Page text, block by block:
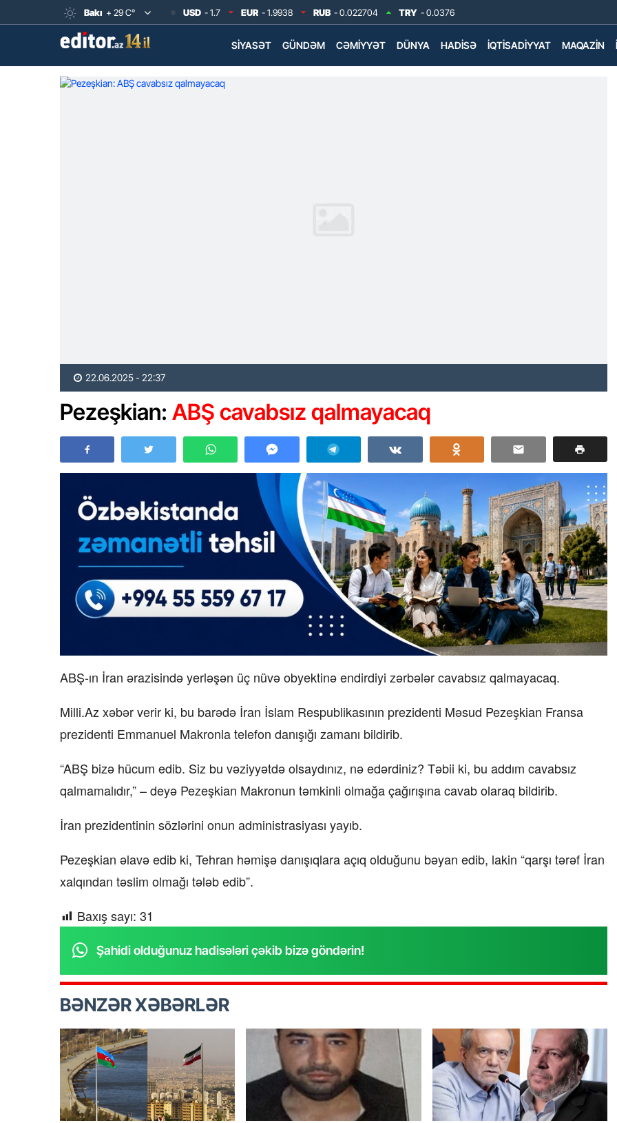
Bakı + 29 C° USD - 1.7 EUR - 1.9938 RUB - 0.022704 TRY - 0.0376
SIYASƏT GÜNDƏM CƏMIYYƏT DÜNYA HADISƏ İQTISADIYYAT MAQAZIN
22.06.2025 - 22:37
Pezeşkian: ABŞ cavabsız qalmayacaq
ABŞ-ın İran ərazisində yerləşən üç nüvə obyektinə endirdiyi zərbələr cavabsız qalmayacaq.
Milli.Az xəbər verir ki, bu barədə İran İslam Respublikasının prezidenti Məsud Pezeşkian Fransa
prezidenti Emmanuel Makronla telefon danışığı zamanı bildirib.
“ABŞ bizə hücum edib. Siz bu vəziyyətdə olsaydınız, nə edərdiniz? Təbii ki, bu addım cavabsız
qalmamalıdır,” – deyə Pezeşkian Makronun təmkinli olmağa çağırışına cavab olaraq bildirib.
İran prezidentinin sözlərini onun administrasiyası yayıb.
Pezeşkian əlavə edib ki, Tehran həmişə danışıqlara açıq olduğunu bəyan edib, lakin “qarşı tərəf İran
xalqından təslim olmağı tələb edib”.
Baxış sayı: 31
Şahidi olduğunuz hadisələri çəkib bizə göndərin!
BƏNZƏR XƏBƏRLƏR
“Xətrinə dəymişəmsə, bağışla məni,
bala” –
Video
07.06.2026 - 00:35